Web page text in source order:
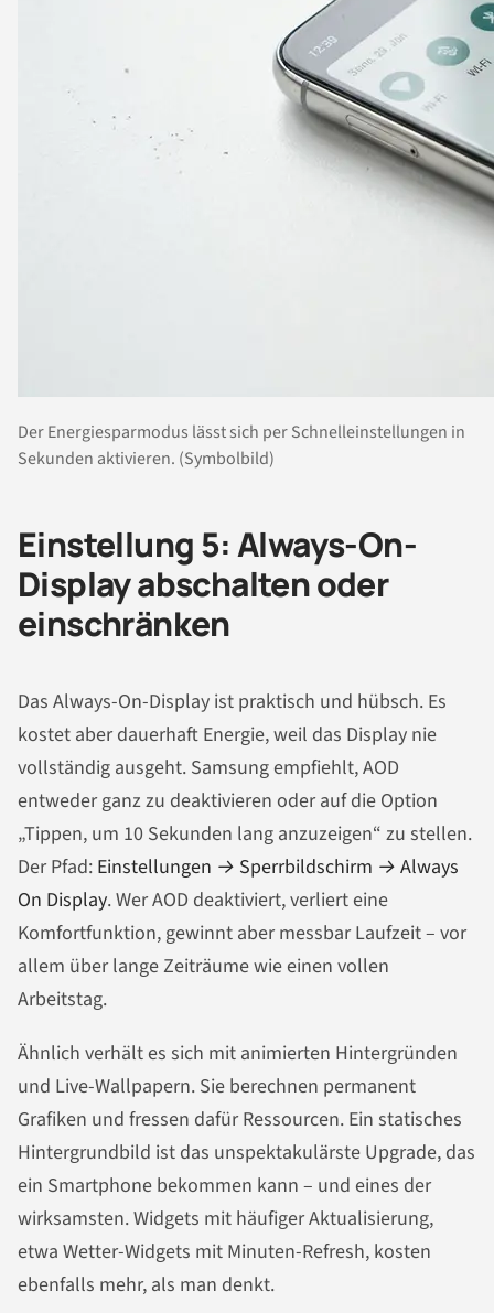
Der Energiesparmodus lässt sich per Schnelleinstellungen in
Sekunden aktivieren. (Symbolbild)
Einstellung 5: Always-On-
Display abschalten oder
einschränken
Das Always-On-Display ist praktisch und hübsch. Es
kostet aber dauerhaft Energie, weil das Display nie
vollständig ausgeht. Samsung empfiehlt, AOD
entweder ganz zu deaktivieren oder auf die Option
„Tippen, um 10 Sekunden lang anzuzeigen“ zu stellen.
Der Pfad: Einstellungen → Sperrbildschirm → Always
On Display. Wer AOD deaktiviert, verliert eine
Komfortfunktion, gewinnt aber messbar Laufzeit – vor
allem über lange Zeiträume wie einen vollen
Arbeitstag.
Ähnlich verhält es sich mit animierten Hintergründen
und Live-Wallpapern. Sie berechnen permanent
Grafiken und fressen dafür Ressourcen. Ein statisches
Hintergrundbild ist das unspektakulärste Upgrade, das
ein Smartphone bekommen kann – und eines der
wirksamsten. Widgets mit häufiger Aktualisierung,
etwa Wetter-Widgets mit Minuten-Refresh, kosten
ebenfalls mehr, als man denkt.